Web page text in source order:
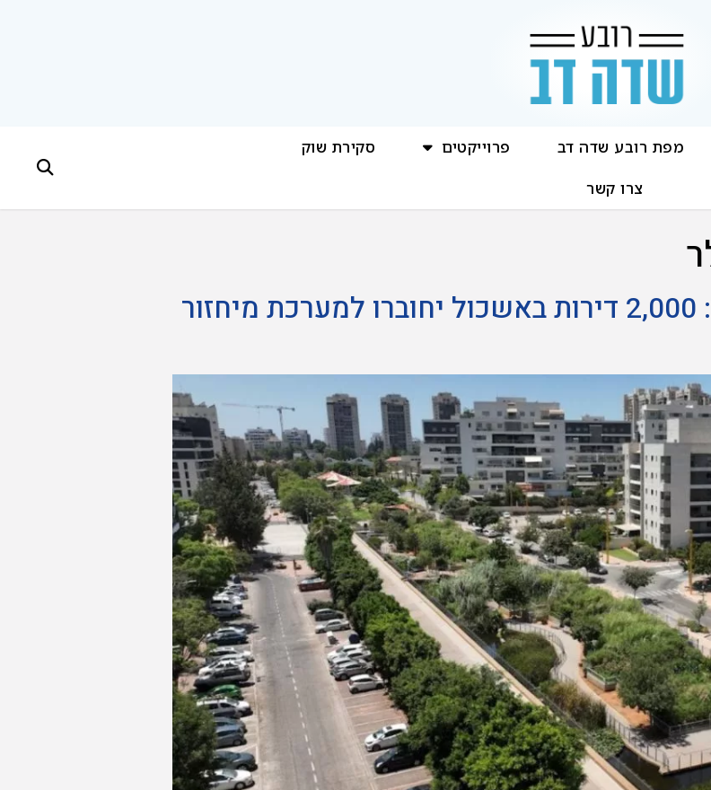
מפת רובע שדה דב פרוייקטים
סקירת שוק
צרו קשר
מהמקלחת לפארק השכונתי: 2,000 דירות באשכול יחוברו למערכת מיחזור